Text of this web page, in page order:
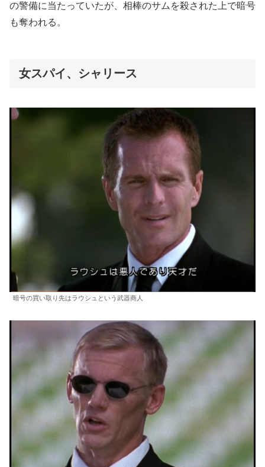
の警備に当たっていたが、相棒のサムを殺された上で暗号
も奪われる。
女スパイ、シャリース
暗号の買い取り先はラウシュという武器商人